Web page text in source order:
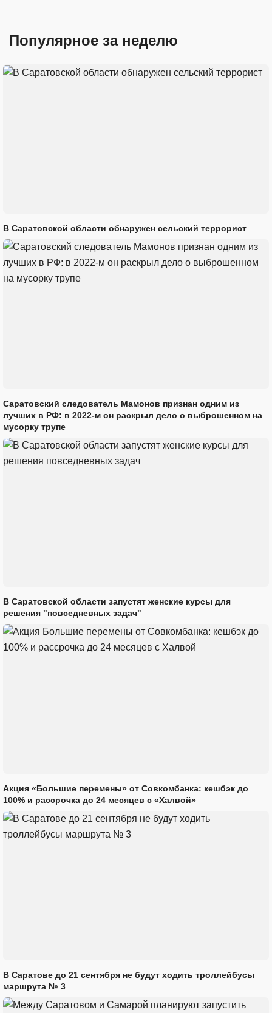
Популярное за неделю
В Саратовской области обнаружен сельский террорист
Саратовский следователь Мамонов признан одним из
лучших в РФ: в 2022-м он раскрыл дело о выброшенном на
мусорку трупе
В Саратовской области запустят женские курсы для
решения "повседневных задач"
Акция «Большие перемены» от Совкомбанка: кешбэк до
100% и рассрочка до 24 месяцев с «Халвой»
В Саратове до 21 сентября не будут ходить троллейбусы
маршрута № 3